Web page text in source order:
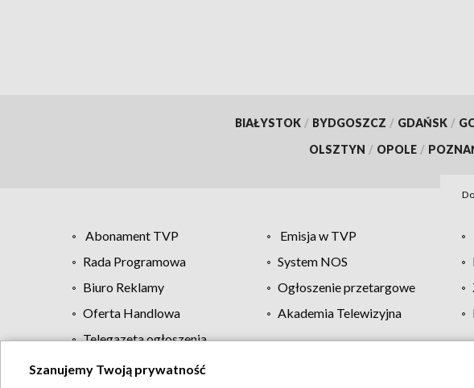
BIAŁYSTOK / BYDGOSZCZ / GDAŃSK /
OLSZTYN / OPOLE /
Abonament TVP Emisja w TVP
Rada Programowa
System NOS
Biuro Reklamy
Ogłoszenie przetargowe
Oferta Handlowa
Akademia Telewizyjna
Telegazeta ogłoszenia
Szanujemy Twoją prywatność